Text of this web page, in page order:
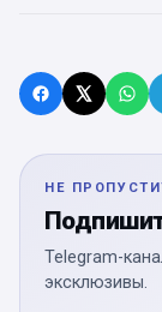
НЕ
Telegram-
эксклюзивы.